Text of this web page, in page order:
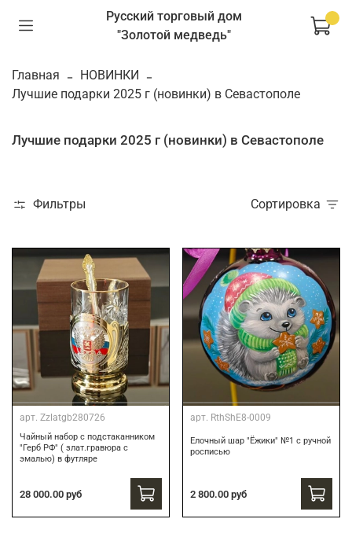
Русский торговый дом
"Золотой медведь"
Главная
НОВИНКИ
Лучшие подарки 2025 г (новинки) в Севастополе
Лучшие подарки 2025 г (новинки) в Севастополе
Фильтры Сортировка
арт. Zzlatgb280726
Чайный набор с подстаканником
"Герб РФ" ( злат.гравюра с
эмалью) в футляре
28 000.00 руб
арт. RthShE8-0009
Елочный шар "Ёжики" №1 с ручной
росписью
2 800.00 руб